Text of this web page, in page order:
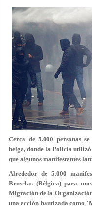
Cerca de 5.000 personas
belga, donde la Policía utilizó
que algunos manifestantes
Alrededor de 5.000
Bruselas (Bélgica) para
Migración de la
una acción bautizada como